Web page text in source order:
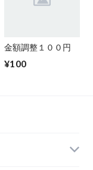
金額調整１００円
¥100